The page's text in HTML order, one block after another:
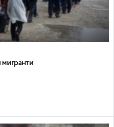
мигранти